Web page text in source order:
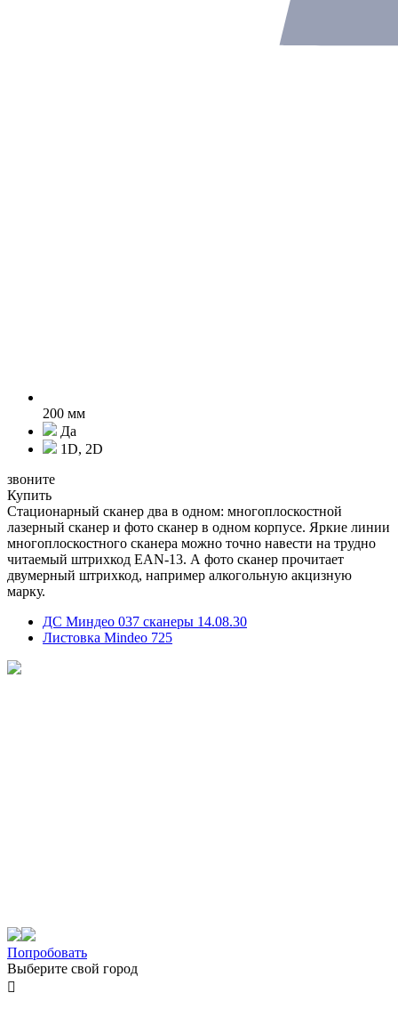
200 мм
Да
1D, 2D
звоните
Купить
Стационарный сканер два в одном: многоплоскостной
лазерный сканер и фото сканер в одном корпусе. Яркие линии
многоплоскостного сканера можно точно навести на трудно
читаемый штрихкод EAN-13. А фото сканер прочитает
двумерный штрихкод, например алкогольную акцизную
марку.
ДС Миндео 037 сканеры 14.08.30
Листовка Mindeo 725
Попробовать
Выберите свой город
